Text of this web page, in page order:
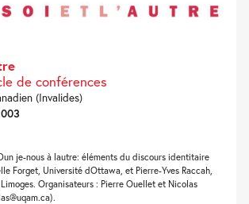
de conférences
(Invalides)
je-nous à lautre: éléments du discours identitaire
Forget, Université dOttawa, et Pierre-Yves Raccah,
Organisateurs : Pierre Ouellet et Nicolas